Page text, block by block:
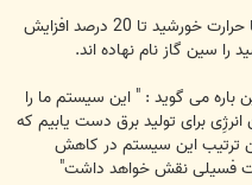
در این روش محققان انرژی گاز طبیعی را با حرارت خورشید تا 20 درصد افزایش
سین گاز نام نهاده اند.
باره می گوید : " این سیستم ما را
برای تولید برق دست یابیم که
ترتیب این سیستم در کاهش
فسیلی نقش خواهد داشت"